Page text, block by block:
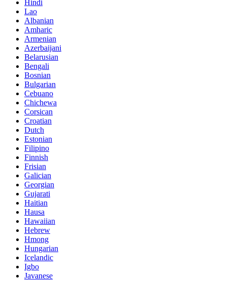
Hindi
Lao
Albanian
Amharic
Armenian
Azerbaijani
Belarusian
Bengali
Bosnian
Bulgarian
Cebuano
Chichewa
Corsican
Croatian
Dutch
Estonian
Filipino
Finnish
Frisian
Galician
Georgian
Gujarati
Haitian
Hausa
Hawaiian
Hebrew
Hmong
Hungarian
Icelandic
Igbo
Javanese